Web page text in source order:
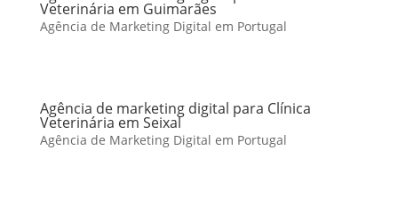
Veterinária em Guimarães
Agência de Marketing Digital em Portugal
Agência de marketing digital para Clínica
Veterinária em Seixal
Agência de Marketing Digital em Portugal